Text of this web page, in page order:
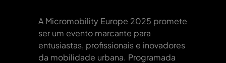
A Micromobility Europe 2025 promete
ser um evento marcante para
entusiastas, profissionais e inovadores
da mobilidade urbana. Programada